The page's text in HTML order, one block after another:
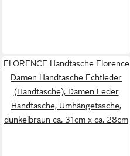
FLORENCE Handtasche Florence
Damen Handtasche Echtleder
(Handtasche), Damen Leder
Handtasche, Umhängetasche,
dunkelbraun ca. 31cm x ca. 28cm